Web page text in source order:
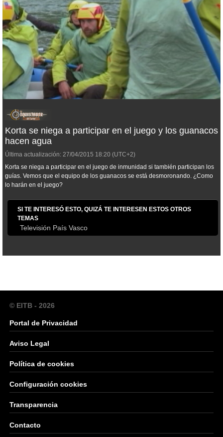
Korta se niega a participar en el juego y los guanacos
hacen agua
Última actualización: 27/04/2015 18:20 (UTC+2)
Korta se niega a participar en el juego de inmunidad si también participan los
guías. Vemos que el equipo de los guanacos se está desmoronando. ¿Como
lo harán en el juego?
SI TE INTERESÓ ESTO, QUIZÁ TE INTERESEN ESTOS OTROS
TEMAS
Televisión País Vasco
© EITB - 2026
Portal de Privacidad
Aviso Legal
Política de cookies
Configuración cookies
Transparencia
Contacto